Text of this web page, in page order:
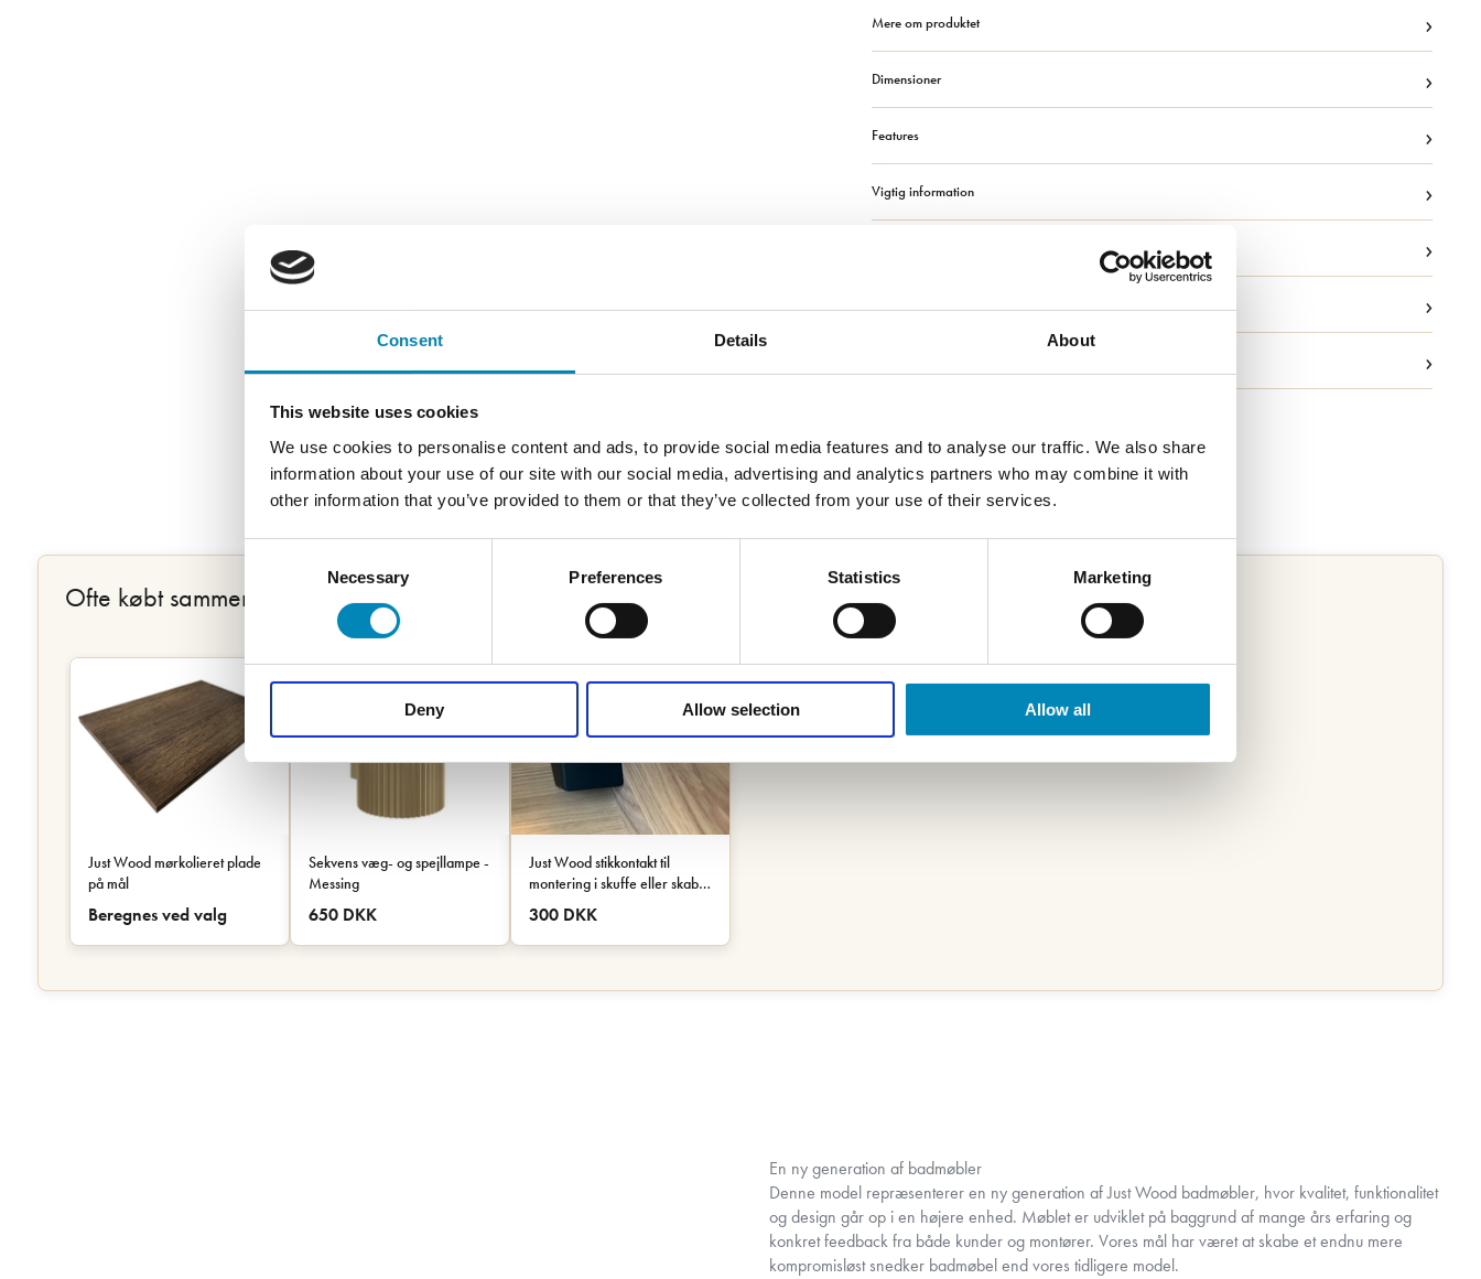
Consent Details About
This website uses cookies
We use cookies to personalise content and ads, to provide social media features and to analyse our traffic. We also share
information about your use of our site with our social media, advertising and analytics partners who may combine it with
other information that you’ve provided to them or that they’ve collected from your use of their services.
Consent
Necessary Preferences Statistics Marketing
Deny Allow selection Allow all
Mere om produktet ›
Dimensioner ›
Features ›
Vigtig information ›
›
›
›
Ofte købt sammen
Just Wood mørkolieret plade
på mål
Beregnes ved valg
Sekvens væg- og spejllampe -
Messing
650 DKK
Just Wood stikkontakt til
montering i skuffe eller skab -
Sort
300 DKK
En ny generation af badmøbler
Denne model repræsenterer en ny generation af Just Wood badmøbler, hvor kvalitet, funktionalitet
og design går op i en højere enhed. Møblet er udviklet på baggrund af mange års erfaring og
konkret feedback fra både kunder og montører. Vores mål har været at skabe et endnu mere
kompromisløst snedker badmøbel end vores tidligere model.